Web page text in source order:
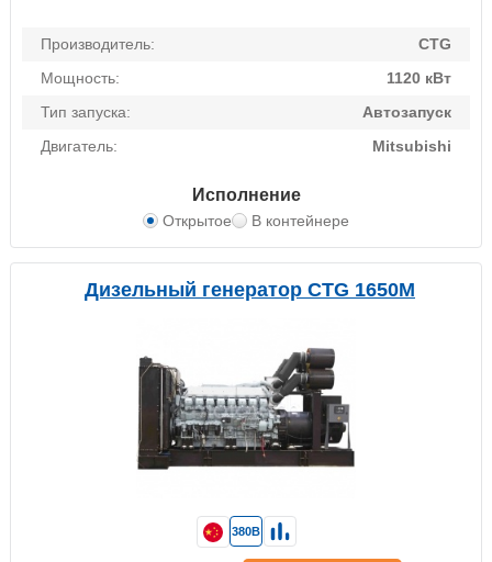
Производитель:
CTG
Мощность:
1120 кВт
Тип запуска:
Автозапуск
Двигатель:
Mitsubishi
Исполнение
Открытое В контейнере
Дизельный генератор CTG 1650M
380В